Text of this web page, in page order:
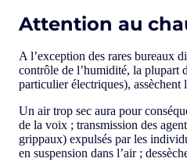
Attention au
A l’exception des rares bureaux
contrôle de l’humidité, la plupart
particulier électriques), assèchent
Un air trop sec aura pour
de la voix ; transmission des
grippaux) expulsés par les
en suspension dans l’air ;